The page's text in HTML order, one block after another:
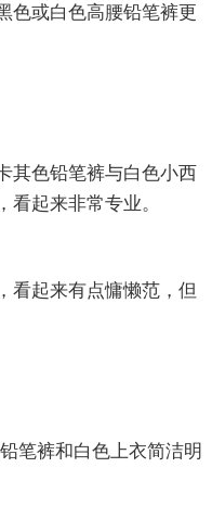
色或白色高腰铅笔裤更
其色铅笔裤与白色小西
看起来非常专业。
看起来有点慵懒范，但
笔裤和白色上衣简洁明